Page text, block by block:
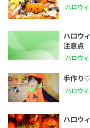
ハロウ
ハロウ
注意点
ハロウ
手作り
ハロウ
ハロウ